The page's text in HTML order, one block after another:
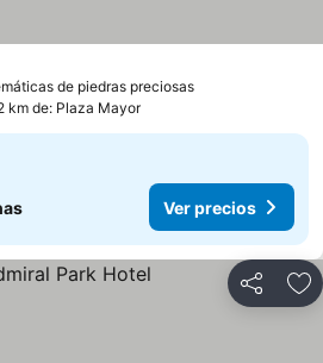
de piedras preciosasVer precios
km de: Plaza Mayor
Ver precios
Compartir